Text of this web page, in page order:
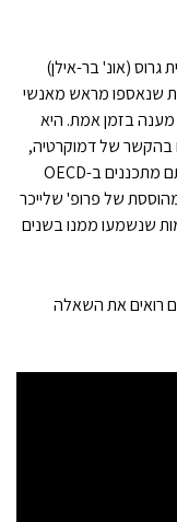
(אונ' בר-אילן)
שנאספו מראש מאנשי
מענה בזמן אמת. היא
בהקשר של דמוקרטיה,
חינוך לשלום, ערכים ליברליים, ושאלה – "מה אתם מתכננים ב-OECD
של פרופ' שלייכר
שנשמעו ממנו בשנים
הקצר את 2 הדקות בהם רואים את השאלה